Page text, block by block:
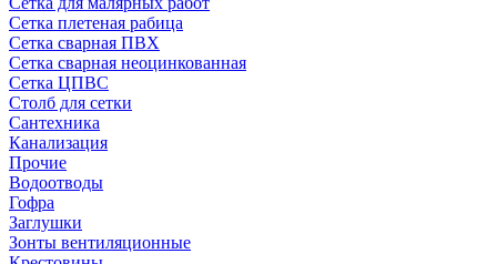
Сетка плетеная рабица
Сетка сварная ПВХ
Сетка сварная неоцинкованная
Сетка ЦПВС
Столб для сетки
Сантехника
Канализация
Прочие
Водоотводы
Гофра
Заглушки
Зонты вентиляционные